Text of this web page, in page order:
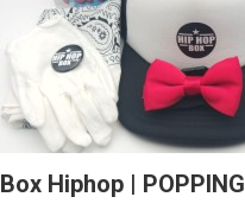
Box Hiphop | POPPING